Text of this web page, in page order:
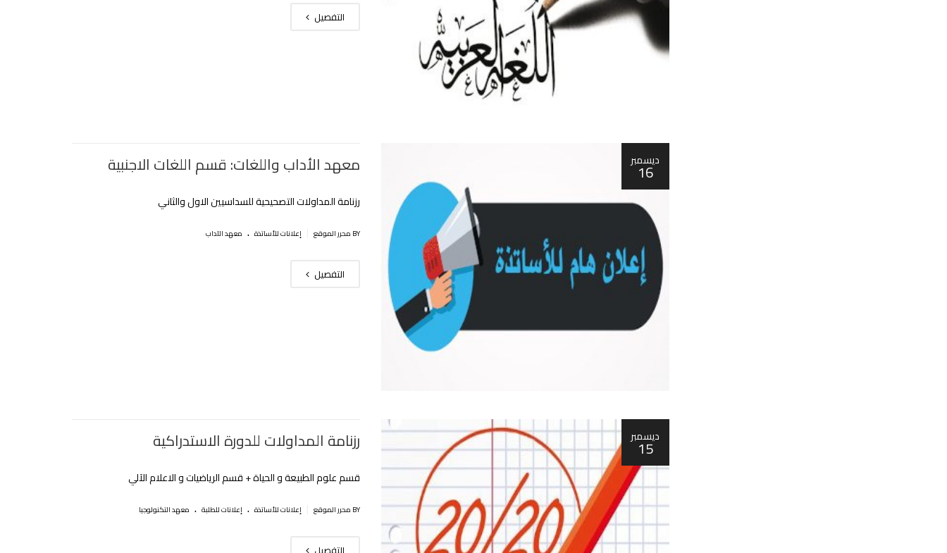
التفصيل
ديسمبر
16 معهد الأداب واللغات: قسم اللغات الاجنبية
رزنامة المداولات التصحيحية للسداسيين الاول والثاني
BY محرر الموقع إعلانات للأساتذة . معهد الآداب
التفصيل
ديسمبر
15 رزنامة المداولات للدورة الاستدراكية
قسم علوم الطبيعة و الحياة + قسم الرياضيات و الاعلام الآلي
BY محرر الموقع إعلانات للأساتذة . إعلانات للطلبة . معهد التكنولوجيا